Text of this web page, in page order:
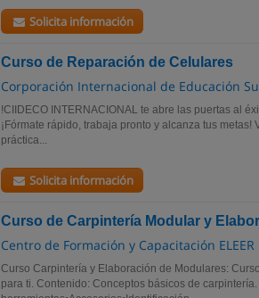
Solicita información
Curso de Reparación de Celulares
Corporación Internacional de Educación
!CIIDECO INTERNACIONAL te abre las puertas al
¡Fórmate rápido, trabaja pronto y alcanza tus metas!
práctica...
Solicita información
Curso de Carpintería Modular y
Centro de Formación y Capacitación ELEER
Curso Carpintería y Elaboración de Modulares:
para ti. Contenido: Conceptos básicos de